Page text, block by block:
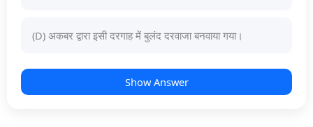
(D) अकबर द्वारा इसी दरगाह में बुलंद दरवाजा बनवाया गया।
Show Answer